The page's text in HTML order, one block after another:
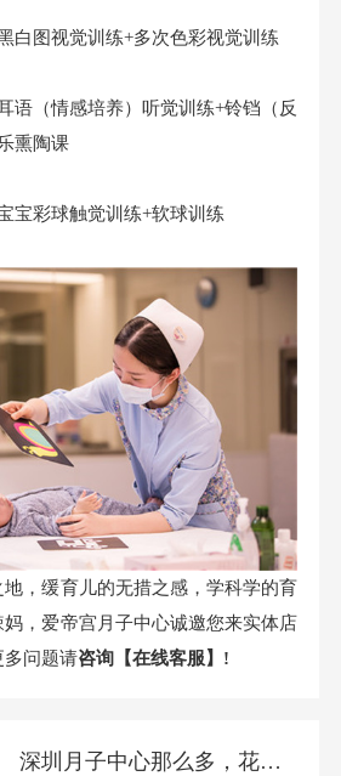
白图视觉训练+多次色彩视觉训练
语（情感培养）听觉训练+铃铛（反
熏陶课
宝彩球触觉训练+软球训练
，缓育儿的无措之感，学科学的育
妈，爱帝宫月子中心诚邀您来实体店
多问题请咨询【在线客服】!
深圳月子中心那么多，花这个价格在这里坐月子最满意！